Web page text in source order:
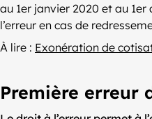
au 1er janvier 2020 et au
l’erreur en cas de
À lire : Exonération de
Première erreur